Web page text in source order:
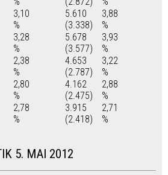
3,10
%
5.610
(3.338)
3,88
%
3,28
%
5.678
(3.577)
3,93
%
2,38
%
4.653
(2.787)
3,22
%
2,80
%
4.162
(2.475)
2,88
%
2,78
%
3.915
(2.418)
2,71
%
5. MAI 2012